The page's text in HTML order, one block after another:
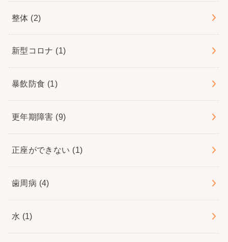
整体 (2)
新型コロナ (1)
暴飲防食 (1)
更年期障害 (9)
正座ができない (1)
歯周病 (4)
水 (1)